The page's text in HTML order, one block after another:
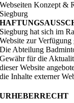
Webseiten Konzept &
Siegburg
Siegburg hat sich im
Website zur
Die Abteilung
Gewähr für die
dieser Website
die Inhalte externer
URHEBERRECHT